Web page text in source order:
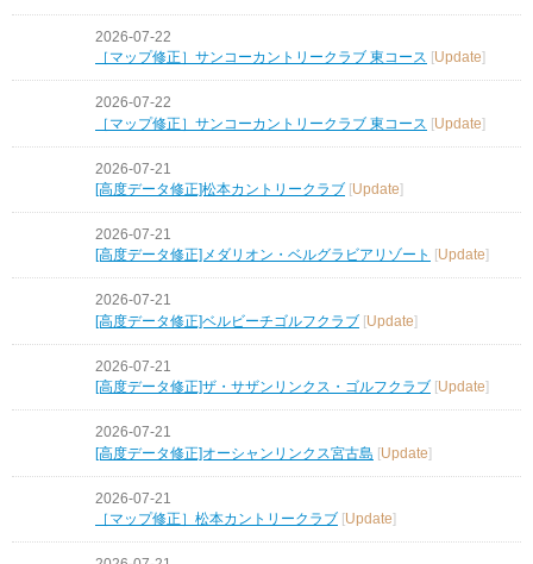
2026-07-22
［マップ修正］サンコーカントリークラブ 東コース [Update]
2026-07-22
［マップ修正］サンコーカントリークラブ 東コース [Update]
2026-07-21
[高度データ修正]松本カントリークラブ [Update]
2026-07-21
[高度データ修正]メダリオン・ベルグラビアリゾート
Update
2026-07-21
[高度データ修正]ベルビーチゴルフクラブ [Update]
2026-07-21
[高度データ修正]ザ・サザンリンクス・ゴルフクラブ
Update
2026-07-21
[高度データ修正]オーシャンリンクス宮古島 [Update]
2026-07-21
［マップ修正］松本カントリークラブ
Update